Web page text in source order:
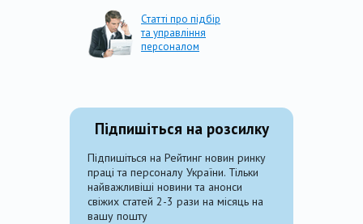
Статті про підбір
та управління
персоналом
Підпишіться на розсилку
Підпишіться на Рейтинг новин ринку
праці та персоналу України. Тільки
найважливіші новини та анонси
свіжих статей 2-3 рази на місяць на
вашу пошту